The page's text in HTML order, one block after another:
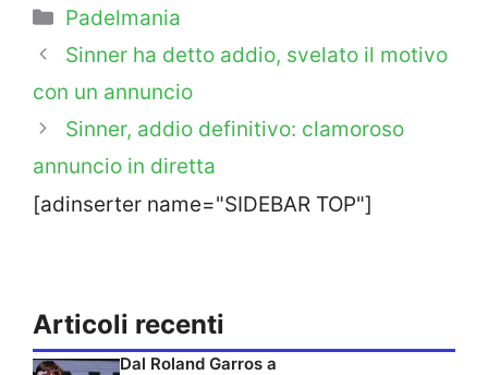
Categorie
Padelmania
Sinner ha detto addio, svelato il motivo
con un annuncio
Sinner, addio definitivo: clamoroso
annuncio in diretta
[adinserter name="SIDEBAR TOP"]
Articoli recenti
Dal Roland Garros a